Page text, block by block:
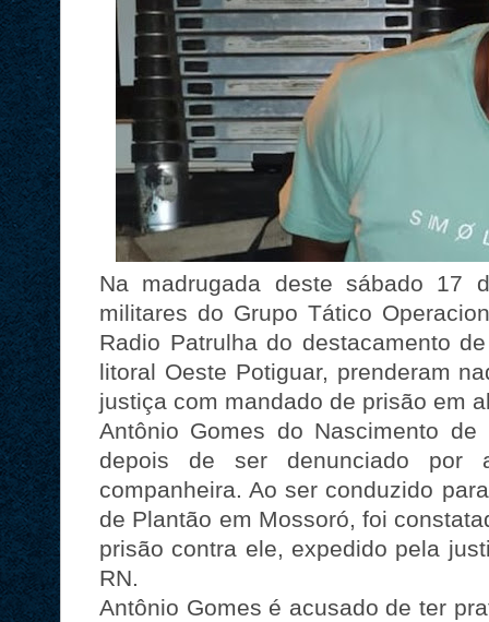
Na madrugada deste sábado 17
militares do Grupo Tático
Radio Patrulha do destacamento
litoral Oeste Potiguar, prenderam
justiça com mandado de prisão em
Antônio Gomes do Nascimento
depois de ser denunciado por
companheira. Ao ser conduzido
de Plantão em Mossoró, foi
prisão contra ele, expedido pela
RN.
Antônio Gomes é acusado de ter